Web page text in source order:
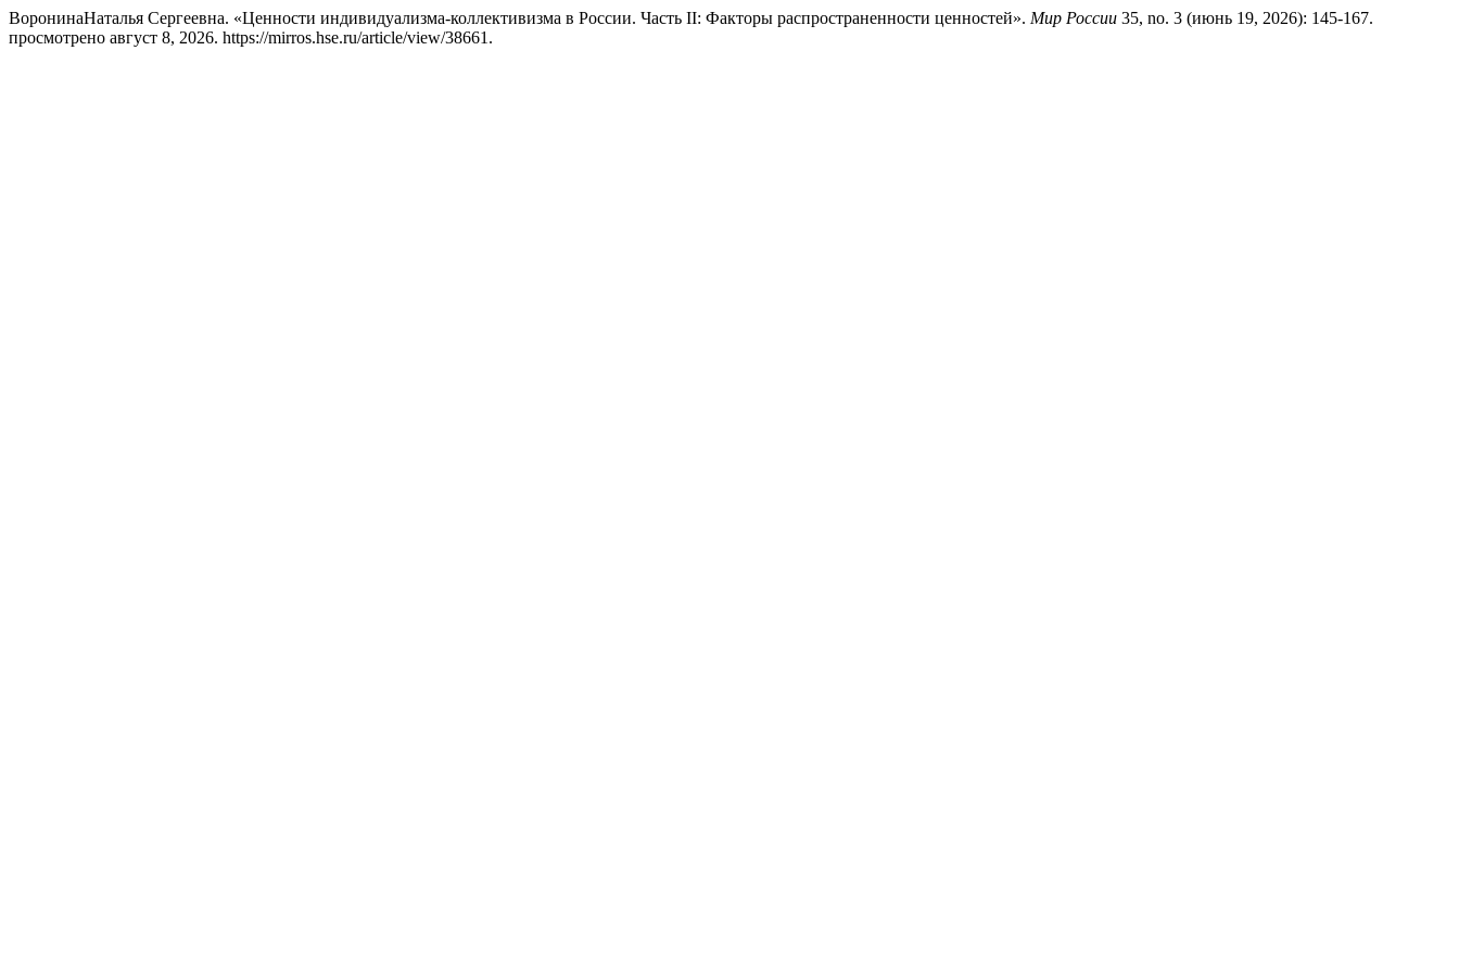
ВоронинаНаталья Сергеевна. «Ценности индивидуализма-коллективизма в России. Часть II: Факторы распространенности ценностей». Мир России 35, no. 3 (июнь 19, 2026): 145-167.
просмотрено август 8, 2026. https://mirros.hse.ru/article/view/38661.